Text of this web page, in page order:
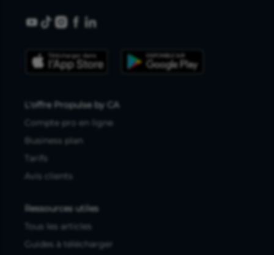
L'offre Propulse by CA
Compte pro en ligne
Business plan
Tarifs
Avis clients
Ressources utiles
Tous les articles
Guides à télécharger